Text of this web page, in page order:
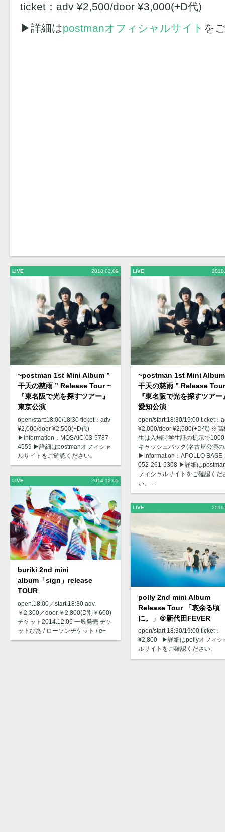
ticket：adv ¥2,500/door ¥3,000(+D代)
▶︎詳細はpostmanオフィシャルサイト を
LIVE 2018.03.09
~postman 1st Mini Album ”
干天の慈雨 ” Release Tour ~
『東名阪で光を探すツアー』
東京公演
open/start:18:00/18:30 ticket：adv
¥2,000/door ¥2,500(+D代)
▶︎information：MOSAiC 03-5787-
4559 ▶︎詳細はpostmanオフィシャ
ルサイトをご確認ください。
LIVE 2014.12.05
buriki 2nd mini
album「sign」release
TOUR
open.18:00／start.18:30 adv.
￥2,300／door.￥2,800(D別￥600)
チケット2014.12.06 一般発売 チケ
ットぴあ / ローソンチケット / e+
LIVE
~postman 1st Mini
干天の慈雨 ” Release
『東名阪で光を探すツアー
愛知公演
open/start:18:30/19:00 ticket：
¥2,000/door ¥2,500(+D代) ※高
生は入場時学生証の提示で
キャッシュバック(名古屋公演
▶︎information：APOLLO BASE
052-261-5308 ▶︎詳細は
フィシャルサイトをご確認くだ
い。 ...
LIVE
polly 2nd mini Album
Release Tour 「哀余る頃
に。」＠新代田FEVER
open/start 18:30/19:00 ticket：
¥2,800 ▶︎詳細はpollyオフィシ
ルサイトをご確認ください。